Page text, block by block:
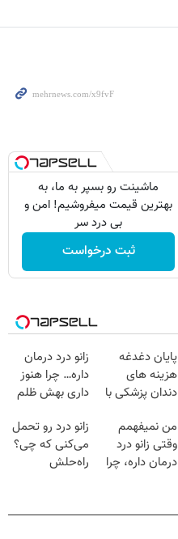
ماشینت رو بسپر به ما، به
بهترین قیمت میفروشیم! امن و
بی درد سر
ثبت درخواست
پایان دغدغه
هزینه های
دندان پزشکی با
خانگی
زانو درد درمان
داره… چرا هنوز
داری بهش ظلم
من نمیفهمم
وقتی زانو درد
درمان داره، چرا
زانو درد رو تحمل
می‌کنی که چی؟
راه‌حلش